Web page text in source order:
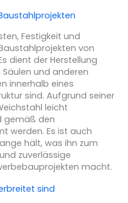
Festigkeit und
von
dient der Herstellung
und anderen
innerhalb eines
sind. Aufgrund seiner
leicht
gemäß den
werden. Es ist auch
hält, was ihn zum
zuverlässige
macht.
sind